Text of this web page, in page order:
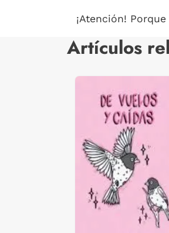
¡Atención!
Artículos